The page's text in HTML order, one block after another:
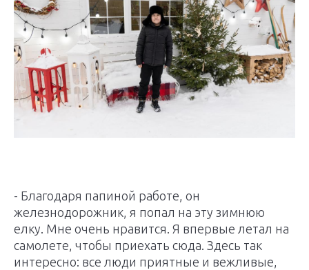
- Благодаря папиной работе, он
железнодорожник, я попал на эту зимнюю
елку. Мне очень нравится. Я впервые летал на
самолете, чтобы приехать сюда. Здесь так
интересно: все люди приятные и вежливые,